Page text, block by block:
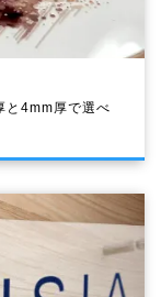
と4mm厚で選べ